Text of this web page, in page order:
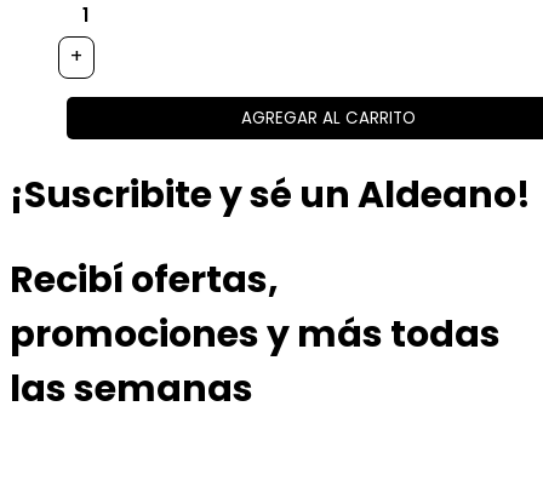
+
AGREGAR AL CARRITO
¡Suscribite y sé un Aldeano!
Recibí ofertas,
promociones y más todas
las semanas